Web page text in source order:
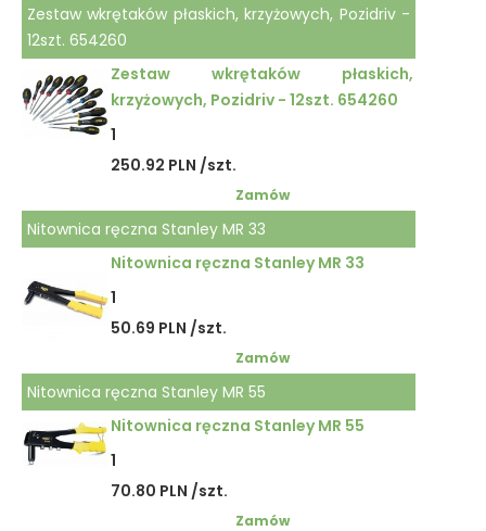
Zestaw wkrętaków płaskich, krzyżowych, Pozidriv -
12szt. 654260
Zestaw wkrętaków płaskich,
krzyżowych, Pozidriv - 12szt. 654260
1
250.92 PLN /szt.
Zamów
Nitownica ręczna Stanley MR 33
Nitownica ręczna Stanley MR 33
1
50.69 PLN /szt.
Zamów
Nitownica ręczna Stanley MR 55
Nitownica ręczna Stanley MR 55
1
70.80 PLN /szt.
Zamów